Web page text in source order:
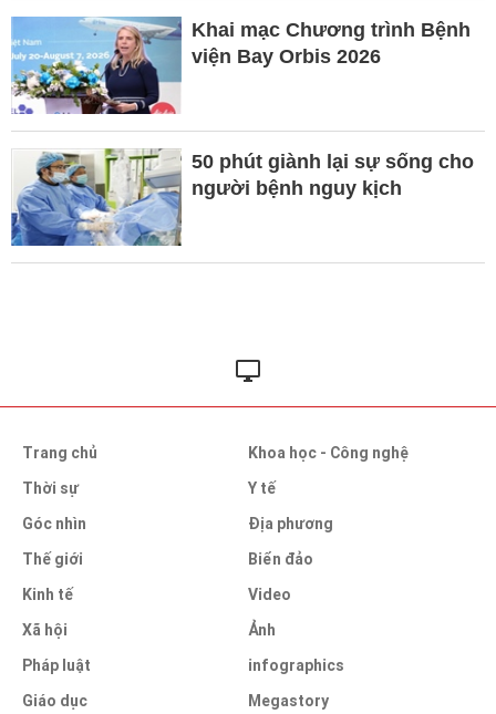
Khai mạc Chương trình Bệnh
viện Bay Orbis 2026
50 phút giành lại sự sống cho
người bệnh nguy kịch
Trang chủ
Thời sự
Góc nhìn
Thế giới
Kinh tế
Xã hội
Pháp luật
Giáo dục
Khoa học - Công nghệ
Y tế
Địa phương
Biển đảo
Video
Ảnh
infographics
Megastory